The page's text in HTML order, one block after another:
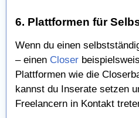
6. Plattformen für
Wenn du einen
– einen Closer
Plattformen wie die
kannst du Inserate setzen
Freelancern in Kontakt